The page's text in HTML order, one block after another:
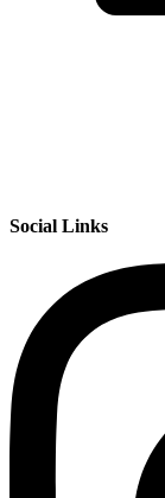
Social Links